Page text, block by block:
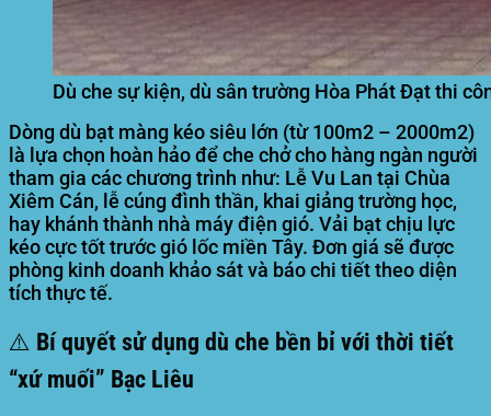
Dù che sự kiện, dù sân trường Hòa Phát Đạt thi
Dòng dù bạt màng kéo siêu lớn (từ 100m2 – 2000m2)
là lựa chọn hoàn hảo để che chở cho hàng ngàn người
tham gia các chương trình như: Lễ Vu Lan tại Chùa
Xiêm Cán, lễ cúng đình thần, khai giảng trường học,
hay khánh thành nhà máy điện gió. Vải bạt chịu lực
kéo cực tốt trước gió lốc miền Tây. Đơn giá sẽ được
phòng kinh doanh khảo sát và báo chi tiết theo diện
tích thực tế.
⚠️ Bí quyết sử dụng dù che bền bỉ với thời tiết
“xứ muối” Bạc Liêu